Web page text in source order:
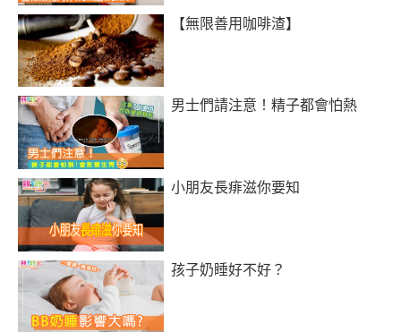
【無限善用咖啡渣】
男士們請注意！精子都會怕熱
小朋友長痱滋你要知
孩子奶睡好不好？